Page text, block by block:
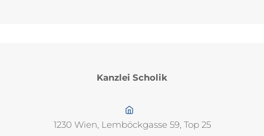
Kanzlei Scholik
1230 Wien, Lemböckgasse 59, Top 25